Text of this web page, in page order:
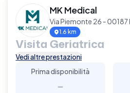
MK Medical
Via Piemonte 26 - 00187
1.6 km
Visita Geriatrica
Vedi altre prestazioni
Prima disponibilità
-